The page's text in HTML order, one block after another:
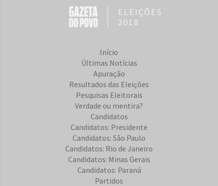
ELEIÇÕES
2018
Início
Últimas Notícias
Apuração
Resultados das Eleições
Pesquisas Eleitorais
Verdade ou mentira?
Candidatos
Candidatos: Presidente
Candidatos: São Paulo
Candidatos: Rio de Janeiro
Candidatos: Minas Gerais
Candidatos: Paraná
Partidos